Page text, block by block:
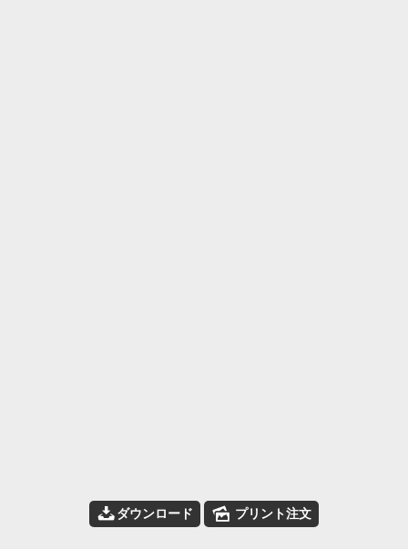
📥ダウンロード 🌄 プリント注文